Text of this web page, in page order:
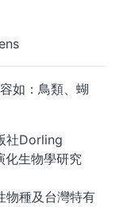
如：鳥類、蝴
社Dorling
化生物學研究
物種及台灣特有